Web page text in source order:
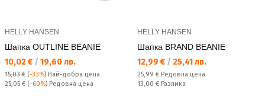
HELLY HANSEN
Шапка OUTLINE BEANIE
Текуща цена:
10,02 € / 19,60 лв.
15,03 € (-33%) Най-добра цена
Редовна цена:
25,05 € (-60%) Редовна цена
HELLY HANSEN
Шапка BRAND BEANIE
Текуща цена:
12,99 € / 25,41 лв.
Редовна цена:
25,99 € Редовна цена
Спестявате:
13,00 € Разлика